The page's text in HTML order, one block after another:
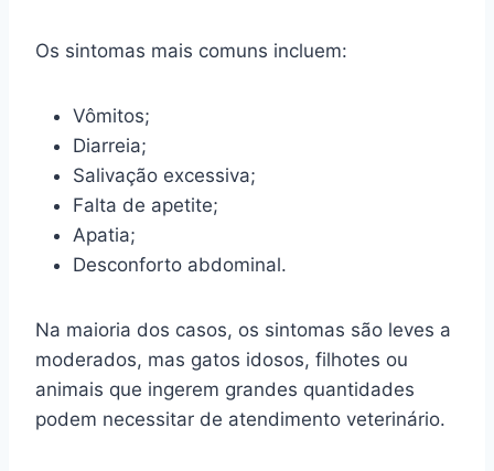
Os sintomas mais comuns incluem:
Vômitos;
Diarreia;
Salivação excessiva;
Falta de apetite;
Apatia;
Desconforto abdominal.
Na maioria dos casos, os sintomas são leves a
moderados, mas gatos idosos, filhotes ou
animais que ingerem grandes quantidades
podem necessitar de atendimento veterinário.